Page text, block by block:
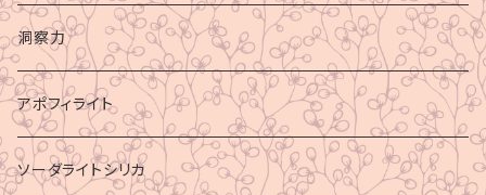
洞察力
アポフィライト
ソーダライトシリカ